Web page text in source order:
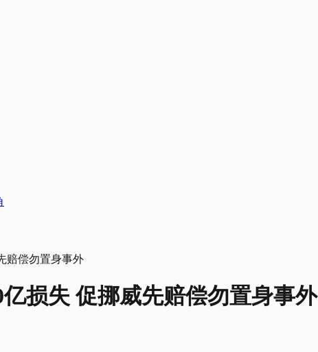
损失 促挪威先赔偿勿置身事外